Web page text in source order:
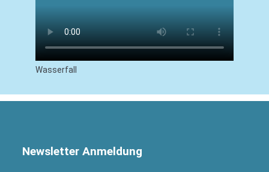
Wasserfall
Newsletter Anmeldung